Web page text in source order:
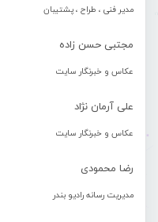
مدیر فنی ، طراح ، پشتیبان
مجتبی حسن زاده
عکاس و خبرنگار سایت
علی آرمان نژاد
عکاس و خبرنگار سایت
رضا محمودی
مدیریت رسانه رادیو بندر